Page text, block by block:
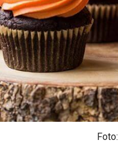
Foto: